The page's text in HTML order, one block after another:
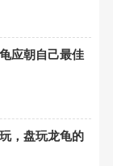
应朝自己最佳
，盘玩龙龟的